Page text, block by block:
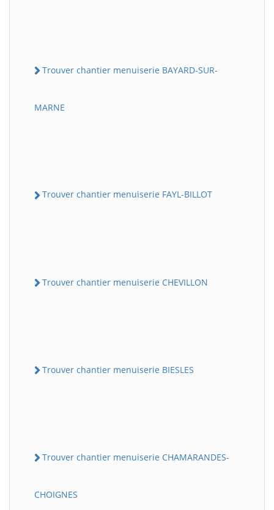
Trouver chantier menuiserie BAYARD-SUR-
MARNE
Trouver chantier menuiserie FAYL-BILLOT
Trouver chantier menuiserie CHEVILLON
Trouver chantier menuiserie BIESLES
Trouver chantier menuiserie CHAMARANDES-
CHOIGNES